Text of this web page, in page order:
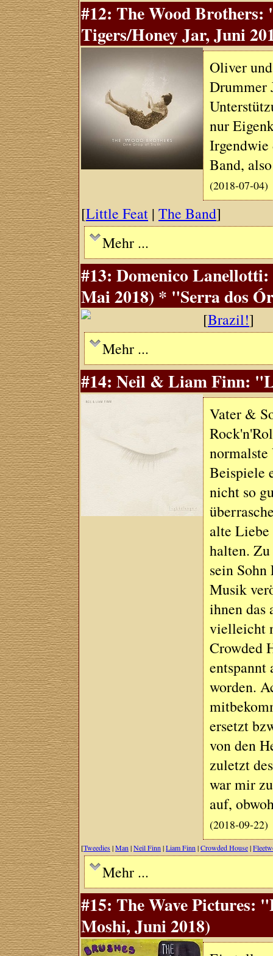
#12: The Wood
Tigers/Honey Jar, Juni
Oliver
Drummer
nur
Irgendwie
Band,
(2018-07-04)
[Little Feat |The Band]
Mehr ...
#13: Domenico
Mai 2018) * "Serra dos
[Brazil!]
Mehr ...
#14: Neil & Liam Finn:
Vater &
normalste
Beispiele
nicht so
alte
halten.
sein
Musik
ihnen das
vielleicht
Crowded
worden.
ersetzt
von den
zuletzt
war mir
auf,
(2018-09-22)
[Tweedies|Man |Neil Finn |Liam Finn |Crowded House|
Mehr ...
#15: The Wave Pictures:
Moshi, Juni 2018)